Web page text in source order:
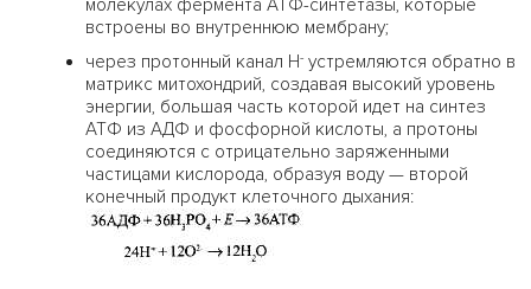
молекулах фермента АТФ-синтетазы, которые
встроены во внутреннюю мембрану;
через протонный канал Н- устремляются обратно в
матрикс митохондрий, создавая высокий уровень
энергии, большая часть которой идет на синтез
АТФ из АДФ и фосфорной кислоты, а протоны
соединяются с отрицательно заряженными
частицами кислорода, образуя воду — второй
конечный продукт клеточного дыхания: